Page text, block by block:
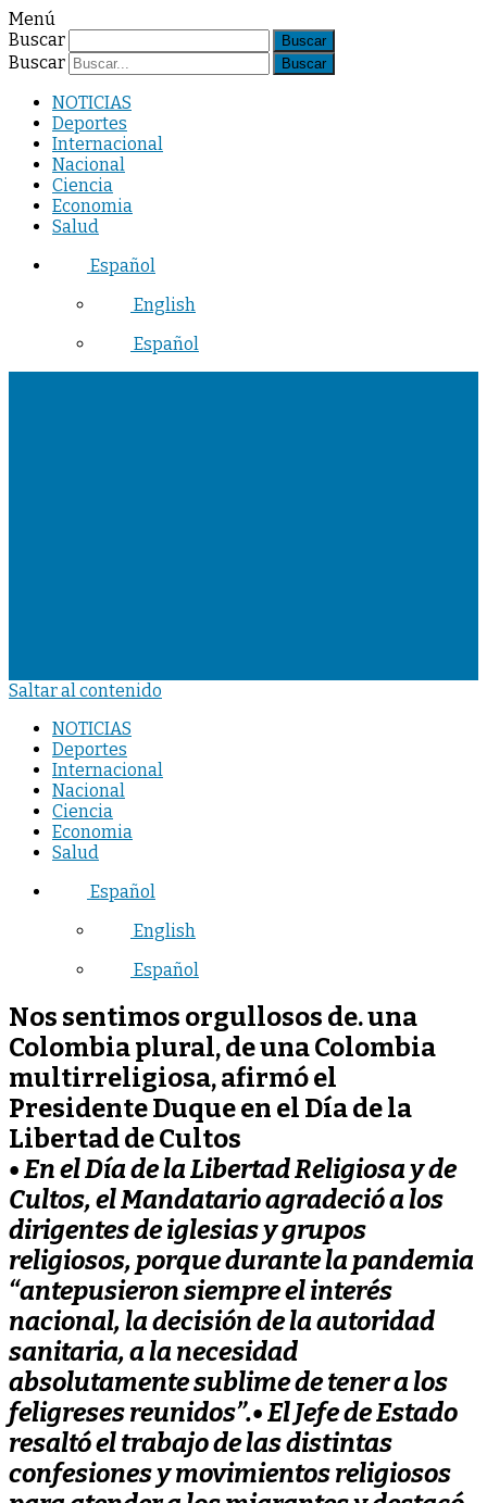
Menú
Buscar
Buscar
NOTICIAS
Deportes
Internacional
Nacional
Ciencia
Economia
Salud
Español
English
Español
Saltar al contenido
NOTICIAS
Deportes
Internacional
Nacional
Ciencia
Economia
Salud
Español
English
Español
Nos sentimos orgullosos de. una
Colombia plural, de una Colombia
multirreligiosa, afirmó el
Presidente Duque en el Día de la
Libertad de Cultos
• En el Día de la Libertad Religiosa y de
Cultos, el Mandatario agradeció a los
dirigentes de iglesias y grupos
religiosos, porque durante la pandemia
“antepusieron siempre el interés
nacional, la decisión de la autoridad
sanitaria, a la necesidad
absolutamente sublime de tener a los
feligreses reunidos”.• El Jefe de Estado
resaltó el trabajo de las distintas
confesiones y movimientos religiosos